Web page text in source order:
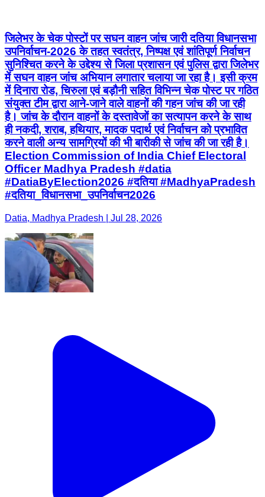
जिलेभर के चेक पोस्टों पर सघन वाहन जांच जारी दतिया विधानसभा
उपनिर्वाचन-2026 के तहत स्वतंत्र, निष्पक्ष एवं शांतिपूर्ण निर्वाचन
सुनिश्चित करने के उद्देश्य से जिला प्रशासन एवं पुलिस द्वारा जिलेभर
में सघन वाहन जांच अभियान लगातार चलाया जा रहा है। इसी क्रम
में दिनारा रोड, चिरुला एवं बड़ौनी सहित विभिन्न चेक पोस्ट पर गठित
संयुक्त टीम द्वारा आने-जाने वाले वाहनों की गहन जांच की जा रही
है। जांच के दौरान वाहनों के दस्तावेजों का सत्यापन करने के साथ
ही नकदी, शराब, हथियार, मादक पदार्थ एवं निर्वाचन को प्रभावित
करने वाली अन्य सामग्रियों की भी बारीकी से जांच की जा रही है।
Election Commission of India Chief Electoral
Officer Madhya Pradesh #datia
#DatiaByElection2026 #दतिया #MadhyaPradesh
#दतिया_विधानसभा_उपनिर्वाचन2026
Datia, Madhya Pradesh | Jul 28, 2026